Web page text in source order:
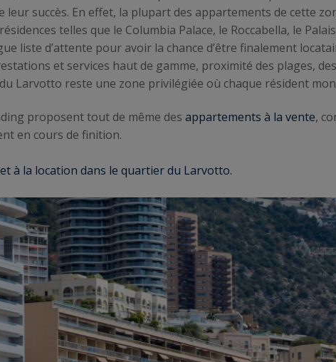
leur succès. En effet, la plupart des appartements de cette
telles que le Columbia Palace, le Roccabella, le
liste d’attente pour avoir la chance d’être finalement
et services haut de gamme, proximité des plages,
Larvotto reste une zone privilégiée où chaque résident
proposent tout de même des appartements à la vente,
en cours de finition.
à la location dans le quartier du Larvotto.